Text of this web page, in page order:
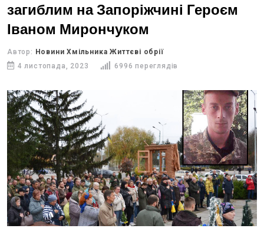
загиблим на Запоріжчині Героєм
Іваном Мирончуком
Автор: Новини Хмільника Життєві обрії
4 листопада, 2023
6996 переглядів